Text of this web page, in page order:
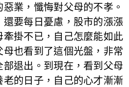
業，懺悔對父母的不孝。
要每日憂慮，股市的漲漲
掛不已，自己怎麼能如此
也看到了這個光盤，非常
退出。到現在，看到父母
的日子，自己的心才漸漸